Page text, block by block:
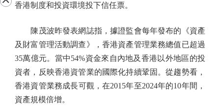
香港制度和投資環境投下信任票。
陳茂波昨發表網誌指，據證監會每年發布的《資產
及財富管理活動調查》，香港資產管理業務總值已超過
35萬億元。當中54%資金來自內地及香港以外地區的投
資者，反映香港資管業的國際化持續鞏固。從趨勢看，
香港資管業務成長可觀，在2015年至2024年的10年間，
資產規模倍增。